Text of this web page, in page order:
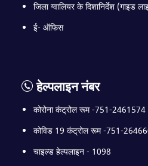
जिला ग्वालियर के दिशानिर्देश (गाइड
ई- ऑफिस
हेल्पलाइन नंबर
कोरोना कंट्रोल रूम -751-
कोविड 19 कंट्रोल रूम -751-
चाइल्ड हेल्पलाइन - 1098